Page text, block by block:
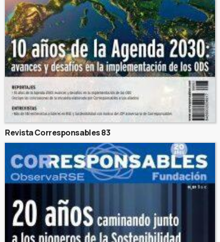
Revista Corresponsables 83